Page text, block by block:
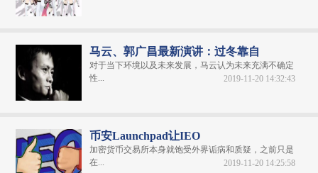
马云、郭广昌最新演讲：过冬靠自
对于当下环境以及未来发展，马云认为未来充满不确定
性...
2019-11-20 14:32:43
币安Launchpad让IEO
加密货币交易所本身就饱受外界诟病和质疑，之前只是
在...
2019-11-20 14:25:58